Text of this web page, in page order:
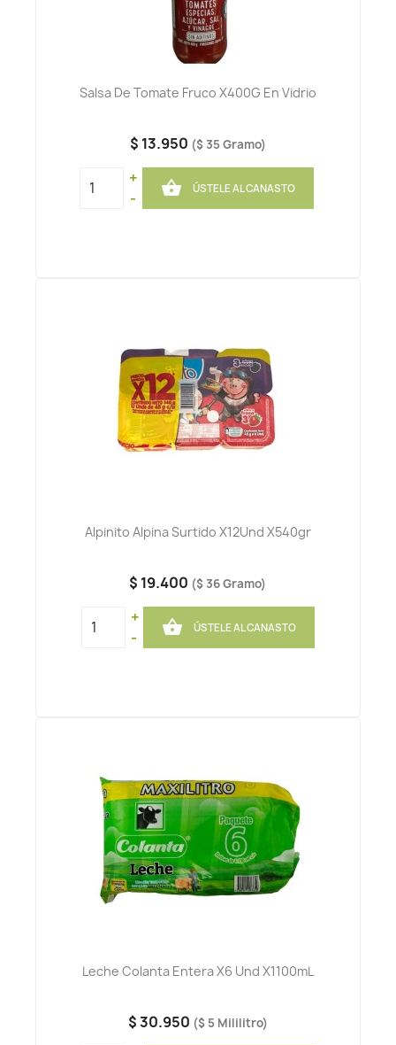
Salsa De Tomate Fruco X400G En Vidrio
$ 13.950 ($ 35 Gramo)
+
-
 ÚSTELE AL CANASTO
Alpinito Alpina Surtido X12Und X540gr
$ 19.400 ($ 36 Gramo)
+
-
 ÚSTELE AL CANASTO
Leche Colanta Entera X6 Und X1100mL
$ 30.950 ($ 5 Mililitro)